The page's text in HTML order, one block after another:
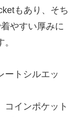
もあり、そち
やすい厚みに
ートシルエッ
コインポケット